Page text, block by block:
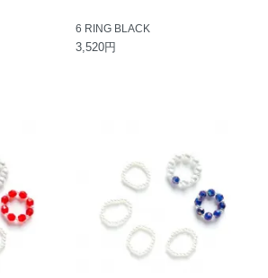
6 RING BLACK
3,520円